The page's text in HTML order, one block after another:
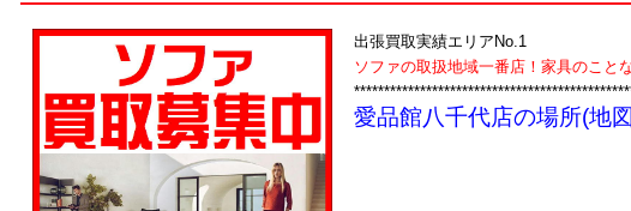
出張買取実績エリアNo.1
ソファの取扱地域一番店！家具のこと
愛品館八千代店の場所(地